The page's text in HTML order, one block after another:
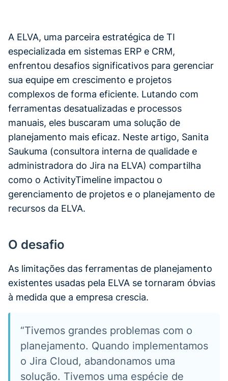
A ELVA, uma parceira estratégica de TI
especializada em sistemas ERP e CRM,
enfrentou desafios significativos para gerenciar
sua equipe em crescimento e projetos
complexos de forma eficiente. Lutando com
ferramentas desatualizadas e processos
manuais, eles buscaram uma solução de
planejamento mais eficaz. Neste artigo, Sanita
Saukuma (consultora interna de qualidade e
administradora do Jira na ELVA) compartilha
como o ActivityTimeline impactou o
gerenciamento de projetos e o planejamento de
recursos da ELVA.
O desafio
As limitações das ferramentas de planejamento
existentes usadas pela ELVA se tornaram óbvias
à medida que a empresa crescia.
“Tivemos grandes problemas com o
planejamento. Quando implementamos
o Jira Cloud, abandonamos uma
solução. Tivemos uma espécie de